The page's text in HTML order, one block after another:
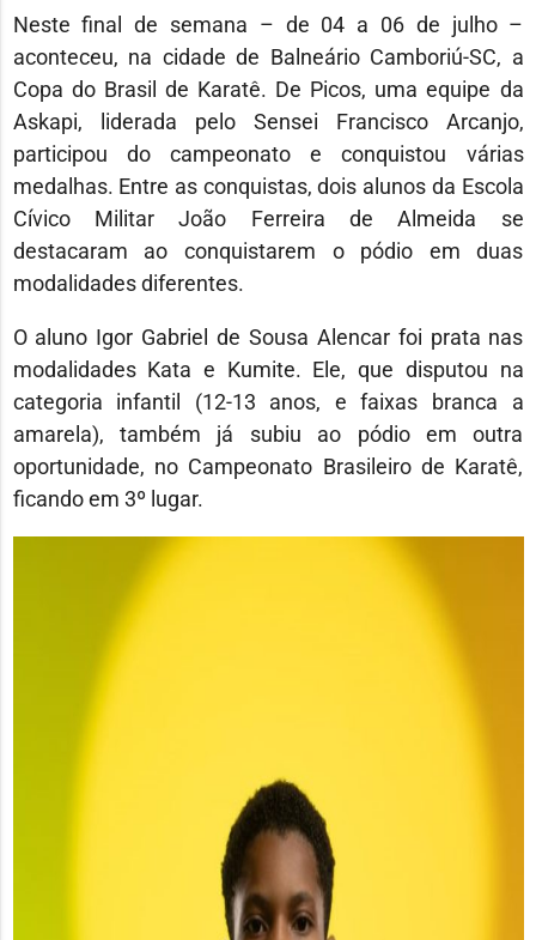
Neste final de semana – de 04 a 06 de julho –
aconteceu, na cidade de Balneário Camboriú-SC, a
Copa do Brasil de Karatê. De Picos, uma equipe da
Askapi, liderada pelo Sensei Francisco Arcanjo,
participou do campeonato e conquistou várias
medalhas. Entre as conquistas, dois alunos da Escola
Cívico Militar João Ferreira de Almeida se
destacaram ao conquistarem o pódio em duas
modalidades diferentes.
O aluno Igor Gabriel de Sousa Alencar foi prata nas
modalidades Kata e Kumite. Ele, que disputou na
categoria infantil (12-13 anos, e faixas branca a
amarela), também já subiu ao pódio em outra
oportunidade, no Campeonato Brasileiro de Karatê,
ficando em 3º lugar.